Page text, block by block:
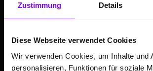
Zustimmung Details
Diese Webseite verwendet Cookies
Wir verwenden Cookies, um Inhalte und
personalisieren, Funktionen für soziale
Hülpert kauft Ihr Auto
E-Mobilität
Gebrauchtwagen